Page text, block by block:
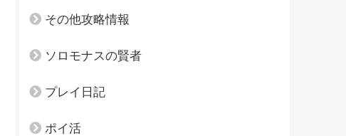
その他攻略情報
ソロモナスの賢者
プレイ日記
ポイ活